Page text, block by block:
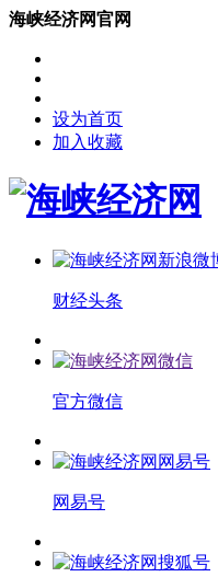
海峡经济网官网
设为首页
加入收藏
财经头条
官方微信
网易号